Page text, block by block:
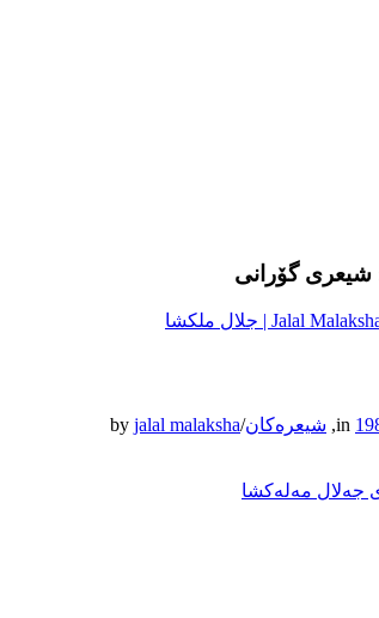
جەلال مەلەکشا
شیعری گۆرانی
in
, شیعرەکان/
by jalal malaksha